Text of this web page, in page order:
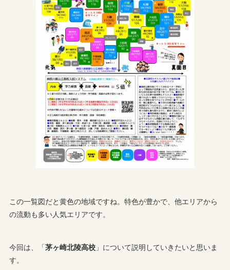
この一覧図だと黄色の地域ですね。特色が豊かで、他エリアから
の流動も多い人気エリアです。
今回は、「茅ヶ崎北陵高校 」について説明していきたいと思いま
す。